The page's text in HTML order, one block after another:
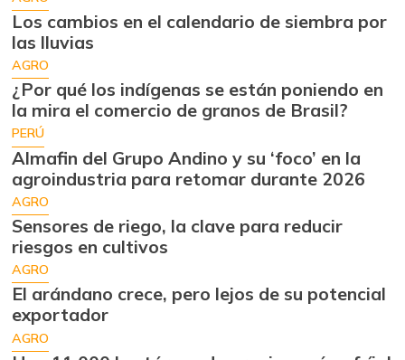
Los cambios en el calendario de siembra por
las lluvias
AGRO
¿Por qué los indígenas se están poniendo en
la mira el comercio de granos de Brasil?
PERÚ
Almafin del Grupo Andino y su ‘foco’ en la
agroindustria para retomar durante 2026
AGRO
Sensores de riego, la clave para reducir
riesgos en cultivos
AGRO
El arándano crece, pero lejos de su potencial
exportador
AGRO